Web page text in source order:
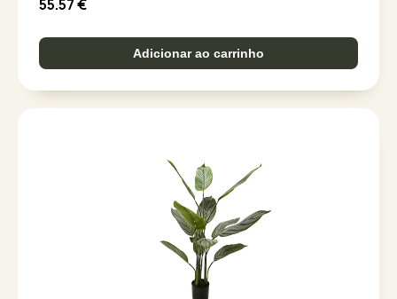
55.57€
Adicionar ao carrinho